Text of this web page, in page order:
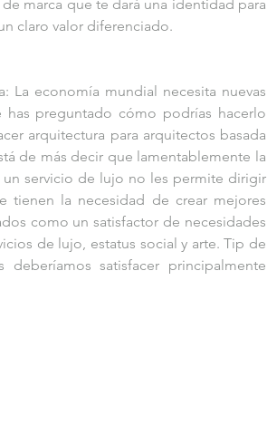
marca que te dará una identidad para
claro valor diferenciado.
La economía mundial necesita nuevas
has preguntado cómo podrías hacerlo
arquitectura para arquitectos basada
de más decir que lamentablemente la
servicio de lujo no les permite dirigir
tienen la necesidad de crear mejores
como un satisfactor de necesidades
de lujo, estatus social y arte. Tip de
satisfacer principalmente